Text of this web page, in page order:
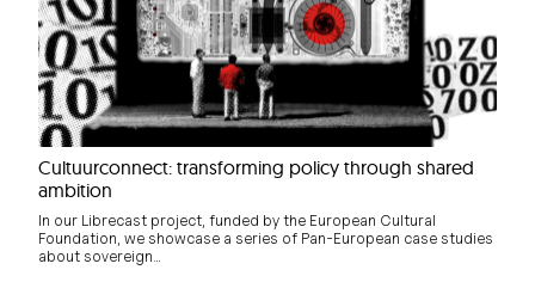
Cultuurconnect: transforming policy through shared
ambition
In our Librecast project, funded by the European Cultural
Foundation, we showcase a series of Pan-European case studies
about sovereign…